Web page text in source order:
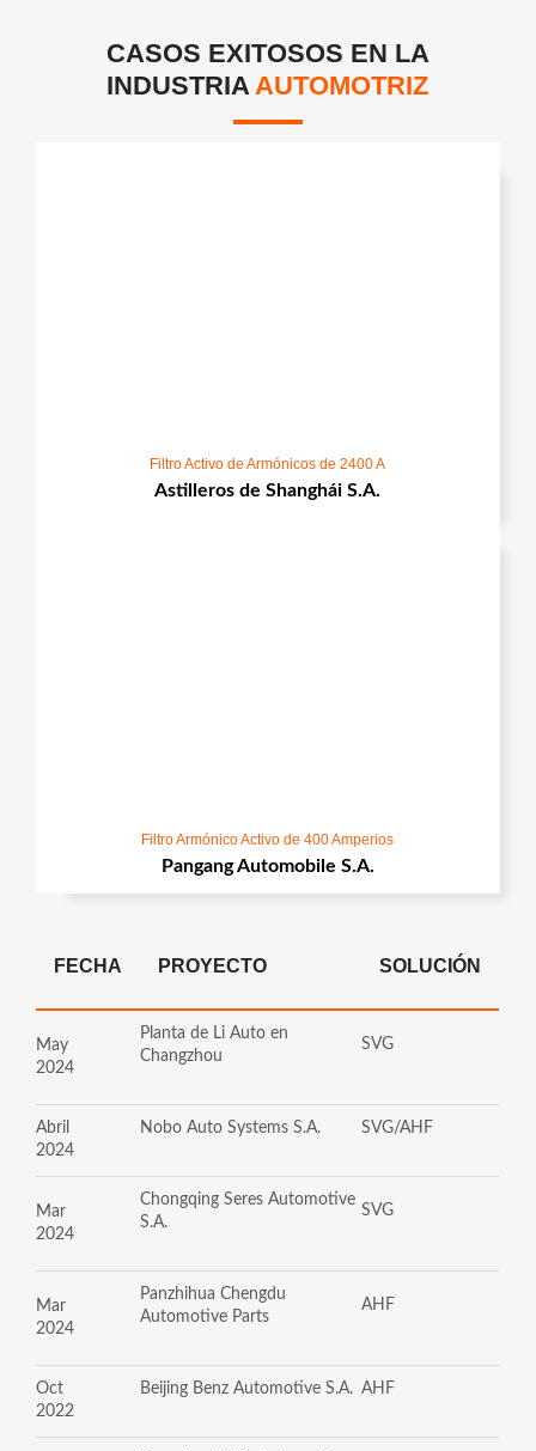
CASOS EXITOSOS EN LA
INDUSTRIAAUTOMOTRIZ
Filtro Activo de Armónicos de 2400 A
Astilleros de Shanghái S.A.
Filtro Armónico Activo de 400 Amperios
Pangang Automobile S.A.
FECHA PROYECTO SOLUCIÓN
May
2024
Planta de Li Auto en
Changzhou
SVG
Abril
2024
Nobo Auto Systems S.A. SVG/AHF
Mar
2024
Chongqing Seres Automotive
S.A.
SVG
Mar
2024
Panzhihua Chengdu
Automotive Parts
AHF
Oct
2022
Beijing Benz Automotive S.A. AHF